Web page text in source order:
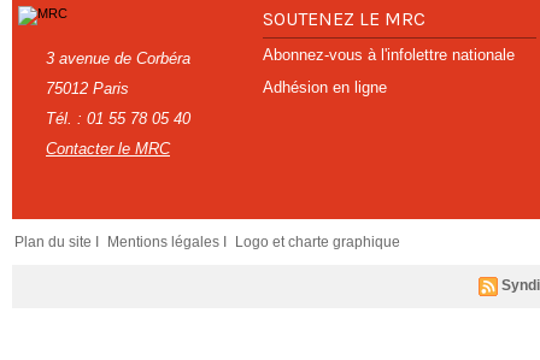
3 avenue de Corbéra
75012 Paris
Tél. : 01 55 78 05 40
Contacter le MRC
SOUTENEZ LE MRC
Abonnez-vous à l'infolettre nationale
Adhésion en ligne
Plan du site I Mentions légales I Logo et charte graphique